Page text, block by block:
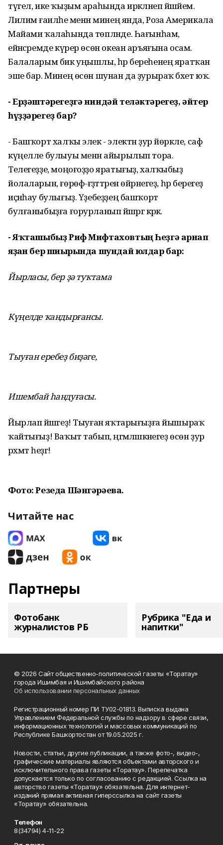
түгел, ике ҡыҙым араһында иркәләнеп йәшәйем.
Лилиәм ғаиләһе менән минең янда, Роза Америкала
Майами ҡалаһында төпләнде. Һағынһам,
ейәнсәремде күрер өсөн океан аръяғына осам.
Балаларым бик уңышлы, һәр береһенең яратҡан
эше бар. Минең өсөн шунан да ҙурыраҡ бәхет юҡ.
- Ерҙәштәрегеҙгә ниндәй теләктәрегеҙ, әйтер
һүҙҙәрегеҙ бар?
- Башҡорт халҡы элек - электән ҙур йөрәкле, саф
күңелле булыуы менән айырылып тора.
Телегеҙҙе, моңоғоҙҙо яратығыҙ, халҡыбыҙ
йолаларын, ғөрөф-ғәҙәттәрен өйрәнегеҙ, һәр берегеҙ
иҫәнһау булығыҙ. Үҙебеҙҙең башҡорт
булғаныбыҙға ғорурланып йәшәргә кәрәк.
- Яҡташыбыҙ Риф Мифтаховтың Һеҙгә арнап
яҙған бер шиғырында шундай юлдар бар:
Йырласы, бер ҙә туҡтама
Күңелде ҡандырғансы.
Тыуған еребеҙ биҙәге,
Ишембай һандуғасы.
Йырлап йәшәгеҙ! Тыуған яҡтарығыҙға йышыраҡ
ҡайтығыҙ! Ваҡыт табып, әңгәмәләшкәнегеҙ өсөн ҙур
рәхмәт һеҙгә!
Фото: Резеда Шәнгәрәева.
Читайте нас
Партнеры
Фотобанк
журналистов РБ
Рубрика "Еда и
напитки"
© 2026 Сайт общественно-политической газеты «Торатау»
города Ишимбая и Ишимбайского района
Об использовании персональных данных
Регистрационный номер ПИ ТУ02-01813. Выписка выдана
Управлением Федеральной службы по надзору в сфере связи,
информационных технологий и массовых коммуникаций по
Республике Башкортостан от 19.05.2025 г.
Новости, статьи, другие публикации, а также фото-, видео-,
графические материалы являются объектами авторского и
исключительного права газеты «Торатау». Перепечатка
допускается только по согласованию с редакцией. Ссылка на
авторство газеты «Торатау» обязательна. Для интернет-
изданий прямая активная гиперссылка на сайт газеты
«Торатау» обязательна.
Телефон
8(34794) 4-11-22